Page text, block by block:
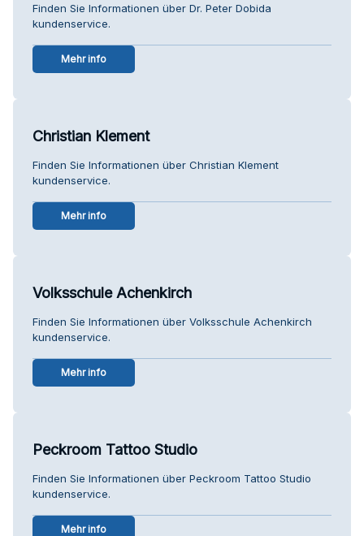
Finden Sie Informationen über Dr. Peter Dobida
kundenservice.
Mehr info
Christian Klement
Finden Sie Informationen über Christian Klement
kundenservice.
Mehr info
Volksschule Achenkirch
Finden Sie Informationen über Volksschule Achenkirch
kundenservice.
Mehr info
Peckroom Tattoo Studio
Finden Sie Informationen über Peckroom Tattoo Studio
kundenservice.
Mehr info